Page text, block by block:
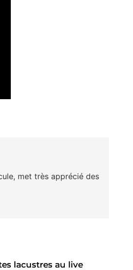
met très apprécié des
lacustres au live